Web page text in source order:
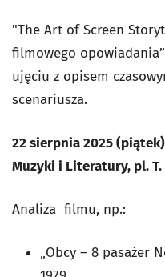
"The Art of Screen
filmowego
ujęciu z opisem
scenariusza.
22 sierpnia 2025
Muzyki i Literatury, pl. T.
Analiza filmu, np.:
„Obcy – 8 pasażer